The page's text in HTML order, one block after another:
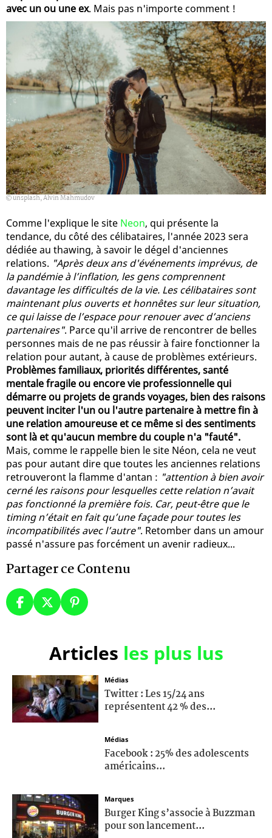
avec un ou une ex. Mais pas n'importe comment !
unsplash, Alvin Mahmudov
Comme l'explique le site Neon, qui présente la
tendance, du côté des célibataires, l'année 2023 sera
dédiée au thawing, à savoir le dégel d'anciennes
relations. "Après deux ans d'événements imprévus, de
la pandémie à l’inflation, les gens comprennent
davantage les difficultés de la vie. Les célibataires sont
maintenant plus ouverts et honnêtes sur leur situation,
ce qui laisse de l’espace pour renouer avec d’anciens
partenaires". Parce qu'il arrive de rencontrer de belles
personnes mais de ne pas réussir à faire fonctionner la
relation pour autant, à cause de problèmes extérieurs.
Problèmes familiaux, priorités différentes, santé
mentale fragile ou encore vie professionnelle qui
démarre ou projets de grands voyages, bien des raisons
peuvent inciter l'un ou l'autre partenaire à mettre fin à
une relation amoureuse et ce même si des sentiments
sont là et qu'aucun membre du couple n'a "fauté".
Mais, comme le rappelle bien le site Néon, cela ne veut
pas pour autant dire que toutes les anciennes relations
retrouveront la flamme d'antan : "attention à bien avoir
cerné les raisons pour lesquelles cette relation n’avait
pas fonctionné la première fois. Car, peut-être que le
timing n’était en fait qu’une façade pour toutes les
incompatibilités avec l’autre". Retomber dans un amour
passé n'assure pas forcément un avenir radieux...
Partager ce Contenu
Articles les plus lus
Médias
Twitter : Les 15/24 ans
représentent 42 % des...
Médias
Facebook : 25% des adolescents
américains...
Marques
Burger King s’associe à Buzzman
pour son lancement...